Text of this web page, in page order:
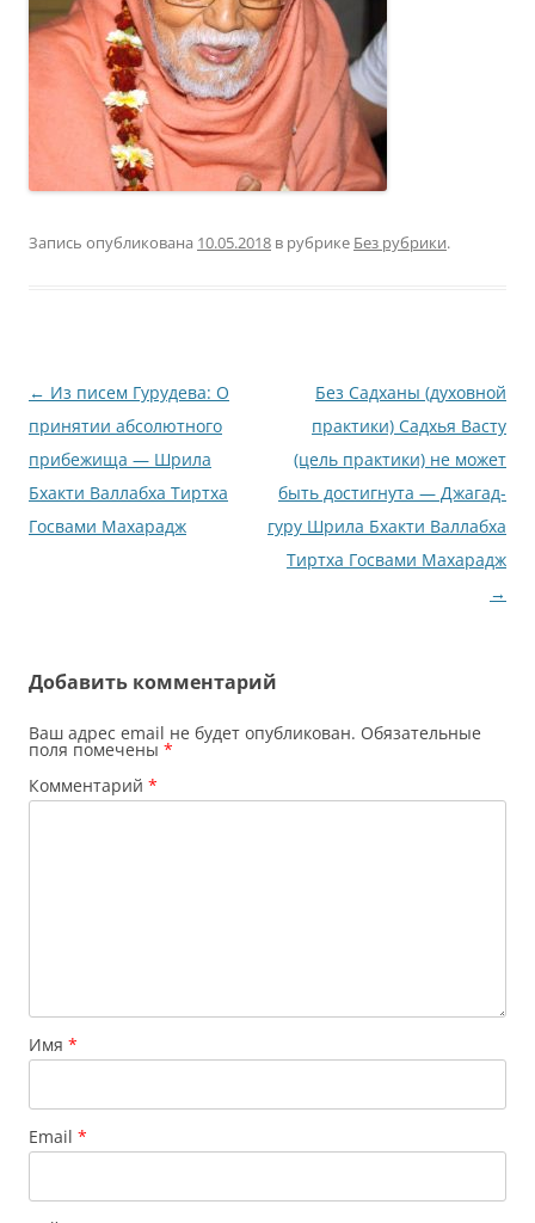
Запись опубликована 10.05.2018 в рубрике Без рубрики.
Навигация
по
записям
← Из писем Гурудева: О
принятии абсолютного
прибежища — Шрила
Бхакти Валлабха Тиртха
Госвами Махарадж
Без Садханы (духовной
практики) Садхья Васту
(цель практики) не может
быть достигнута — Джагад-
гуру Шрила Бхакти Валлабха
Тиртха Госвами Махарадж
→
Добавить комментарий
Ваш адрес email не будет опубликован. Обязательные
поля помечены *
Комментарий *
Имя *
Email *